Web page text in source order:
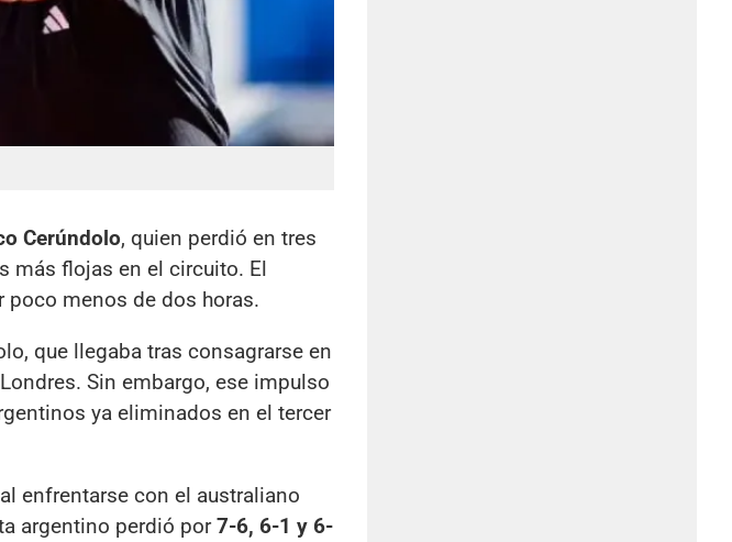
Cerúndolo, quien perdió en tres
más flojas en el circuito. El
poco menos de dos horas.
que llegaba tras consagrarse en
Sin embargo, ese impulso
ya eliminados en el tercer
enfrentarse con el australiano
argentino perdió por7-6, 6-1 y 6-